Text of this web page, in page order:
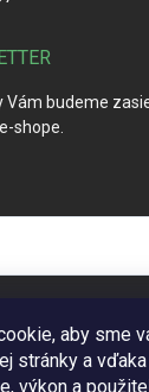
aby sme
stránky a
výkon a
Vám budeme
shope.